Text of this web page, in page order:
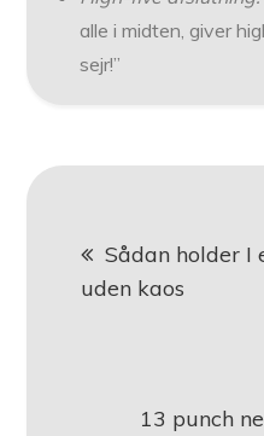
alle i midten, giver
sejr!”
Sådan holder
uden kaos
13 punch